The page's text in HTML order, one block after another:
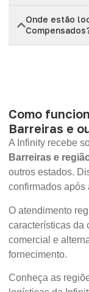
Onde estão
Como
Barreiras e
A Infinity recebe
Barreiras e
outros estados.
confirmados após
O atendimento
características da
comercial e
fornecimento.
Conheça as